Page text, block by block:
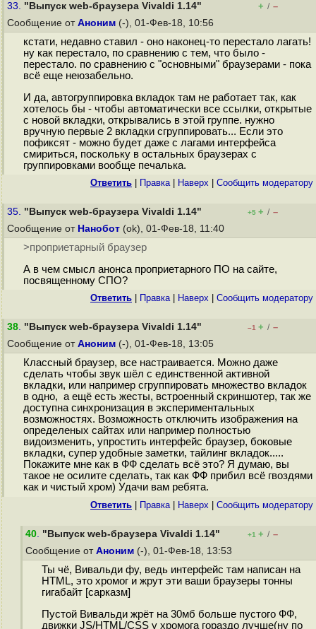
33. "Выпуск web-браузера Vivaldi 1.14" + / –
Сообщение от Аноним (-), 01-Фев-18, 10:56
кстати, недавно ставил - оно наконец-то перестало лагать!
ну как перестало, по сравнению с тем, что было -
перестало. по сравнению с "основными" браузерами - пока
всё еще неюзабельно.
И да, автогруппировка вкладок там не работает так, как
хотелось бы - чтобы автоматически все ссылки, открытые
с новой вкладки, открывались в этой группе. нужно
вручную первые 2 вкладки сгруппировать... Если это
пофиксят - можно будет даже с лагами интерфейса
смириться, поскольку в остальных браузерах с
группировками вообще печалька.
Ответить Правка| Наверх Cообщить модератору
35. "Выпуск web-браузера Vivaldi 1.14" +5 + / –
Сообщение от Нанобот (ok), 01-Фев-18, 11:40
>проприетарный браузер
А в чем смысл анонса проприетарного ПО на сайте,
посвященному СПО?
Ответить Правка| Наверх Cообщить модератору
38. "Выпуск web-браузера Vivaldi 1.14" –1 + / –
Сообщение от Аноним (-), 01-Фев-18, 13:05
Классный браузер, все настраивается. Можно даже
сделать чтобы звук шёл с единственной активной
вкладки, или например сгруппировать множество вкладок
в одно, а ещё есть жесты, встроенный скриншотер, так же
доступна синхронизация в экспериментальных
возможностях. Возможность отключить изображения на
определеных сайтах или например полностью
видоизменить, упростить интерфейс браузер, боковые
вкладки, супер удобные заметки, тайлинг вкладок.....
Покажите мне как в ФФ сделать всё это? Я думаю, вы
такое не осилите сделать, так как ФФ прибил всё гвоздями
как и чистый хром) Удачи вам ребята.
Ответить Правка| Наверх Cообщить модератору
40. "Выпуск web-браузера Vivaldi 1.14" +1 + / –
Сообщение от Аноним (-), 01-Фев-18, 13:53
Ты чё, Вивальди фу, ведь интерфейс там написан на
HTML, это хромог и жрут эти ваши браузеры тонны
гигабайт [сарказм]
Пустой Вивальди жрёт на 30мб больше пустого ФФ,
движки JS/HTML/CSS у хромога гораздо лучше(ну по